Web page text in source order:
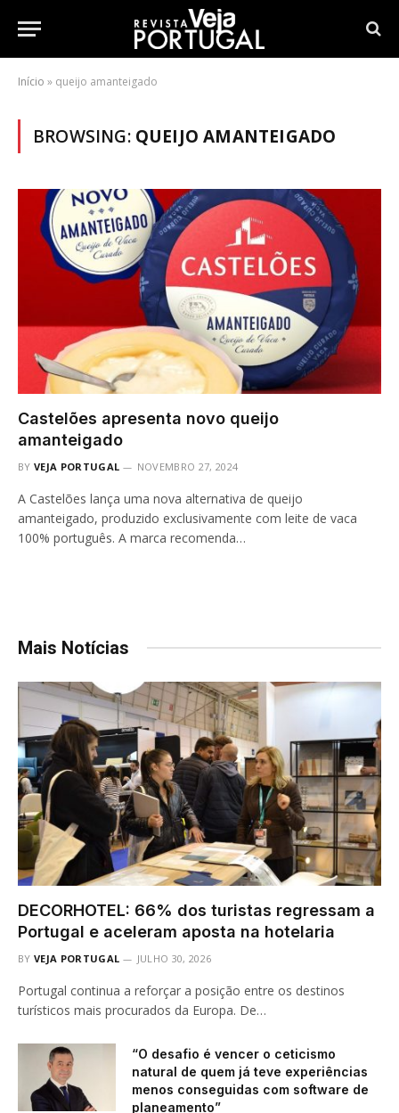
Início » queijo amanteigado
BROWSING: QUEIJO AMANTEIGADO
Castelões apresenta novo queijo
amanteigado
BY VEJA PORTUGAL NOVEMBRO 27, 2024
A Castelões lança uma nova alternativa de queijo
amanteigado, produzido exclusivamente com leite de vaca
100% português. A marca recomenda…
Mais Notícias
DECORHOTEL: 66% dos turistas regressam a
Portugal e aceleram aposta na hotelaria
BY VEJA PORTUGAL JULHO 30, 2026
Portugal continua a reforçar a posição entre os destinos
turísticos mais procurados da Europa. De…
“O desafio é vencer o ceticismo
natural de quem já teve experiências
menos conseguidas com software de
planeamento”